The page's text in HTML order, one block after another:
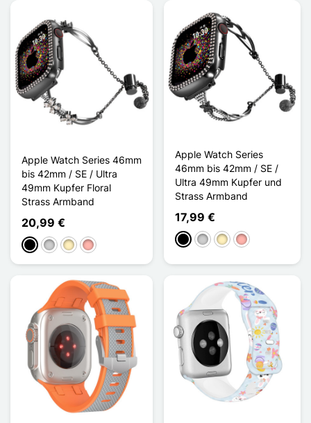
Apple Watch Series 46mm
bis 42mm / SE / Ultra
49mm Kupfer Floral
Strass Armband
20,99 €
Schwarz
SilberGoldenRoségold
Apple Watch Series
46mm bis 42mm / SE /
Ultra 49mm Kupfer und
Strass Armband
17,99 €
Schwarz
SilberGoldenRoségold